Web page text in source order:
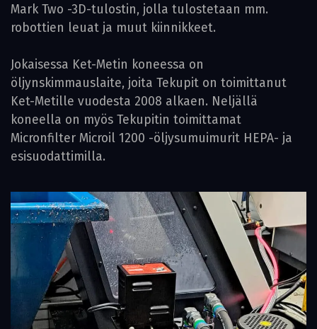
Mark Two -3D-tulostin, jolla tulostetaan mm.
robottien leuat ja muut kiinnikkeet.
Jokaisessa Ket-Metin koneessa on
öljynskimmauslaite, joita ­Tekupit on toimittanut
Ket-Metille vuodesta 2008 alkaen. Neljällä
koneella on myös Tekupitin toimittamat
Micronfilter Microil 1200 -öljysumuimurit HEPA- ja
esisuodattimilla.